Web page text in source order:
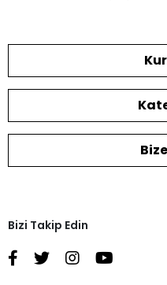
Bizi Takip Edin